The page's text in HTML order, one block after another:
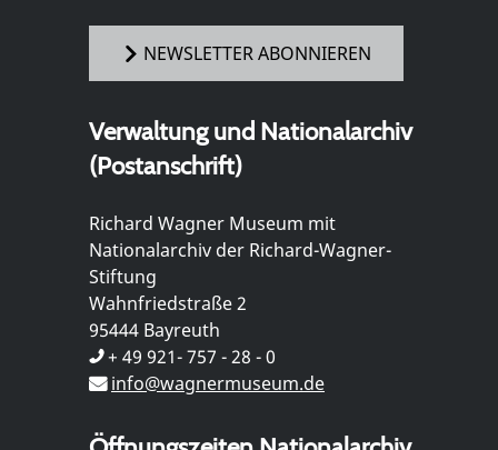
NEWSLETTER ABONNIEREN
Verwaltung und Nationalarchiv
(Postanschrift)
Richard Wagner Museum mit
Nationalarchiv der Richard-Wagner-
Stiftung
Wahnfriedstraße 2
95444 Bayreuth
+ 49 921- 757 - 28 - 0
info@wagnermuseum.de